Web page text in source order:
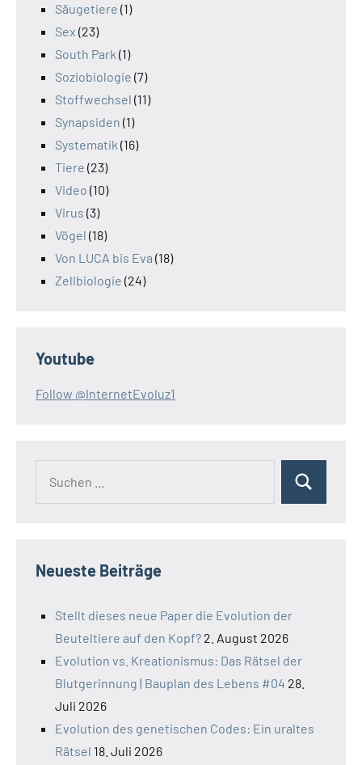
Säugetiere (1)
Sex (23)
South Park (1)
Soziobiologie (7)
Stoffwechsel (11)
Synapsiden (1)
Systematik (16)
Tiere (23)
Video (10)
Virus (3)
Vögel (18)
Von LUCA bis Eva (18)
Zellbiologie (24)
Youtube
Follow @InternetEvoluz1
Suchen
Neueste Beiträge
Stellt dieses neue Paper die Evolution der
Beuteltiere auf den Kopf? 2. August 2026
Evolution vs. Kreationismus: Das Rätsel der
Blutgerinnung | Bauplan des Lebens #04 28.
Juli 2026
Evolution des genetischen Codes: Ein uraltes
Rätsel 18. Juli 2026